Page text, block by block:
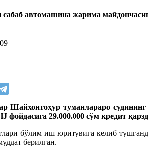
сабаб автомашина жарима
туманлараро судининг
фойдасига 29.000.000 сўм кредит
бўлим иш юритувига келиб
берилган.